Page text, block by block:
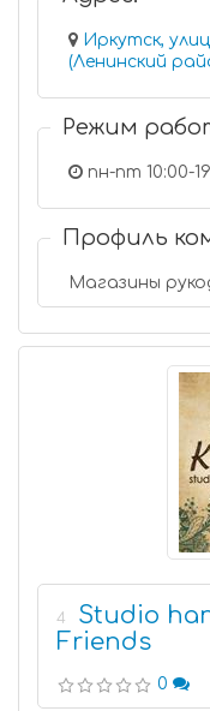
Иркутск,
(Ленинский
Режим
пн-пт 10:00-
Профиль
Магазины
4
Studio
Friends
0